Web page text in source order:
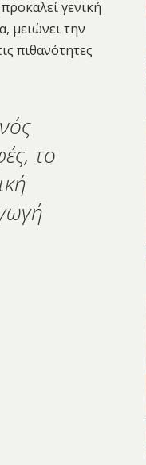
γενική
μειώνει την
πιθανότητες
το